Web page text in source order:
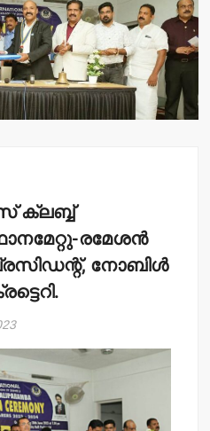
ക്ലബ്ബ്
രമേശന്‍
നോബിള്‍